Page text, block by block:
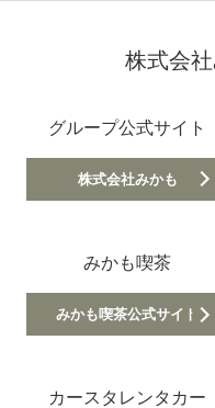
株式会
グループ公式サイト
株式会社みかも
みかも喫茶
みかも喫茶公式サイト
カースタレンタカー